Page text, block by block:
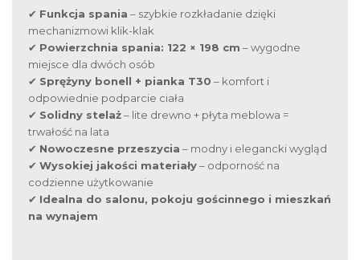
✔ Funkcja spania – szybkie rozkładanie dzięki
mechanizmowi klik-klak
✔ Powierzchnia spania: 122 × 198 cm – wygodne
miejsce dla dwóch osób
✔ Sprężyny bonell + pianka T30 – komfort i
odpowiednie podparcie ciała
✔ Solidny stelaż– lite drewno + płyta meblowa =
trwałość na lata
✔ Nowoczesne przeszycia – modny i elegancki wygląd
✔ Wysokiej jakości materiały– odporność na
codzienne użytkowanie
✔ Idealna do salonu, pokoju gościnnego i mieszkań
na wynajem